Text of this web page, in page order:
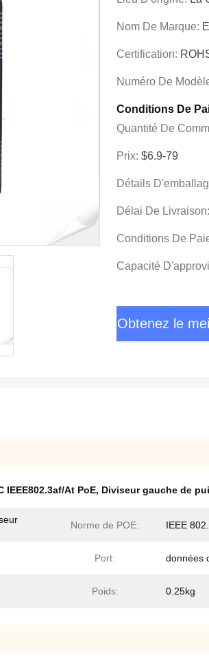
Nom De Marque:
Certification:
Numéro De
Conditions De
Quantité De
Prix: $6.9-79
Détails
Délai De Livraison:
Conditions De
Capacité
Obtenez le
IEEE802.3af/At PoE, Diviseur gauche de
Norme de POE: IEEE
Port: données
Poids: 0.25kg